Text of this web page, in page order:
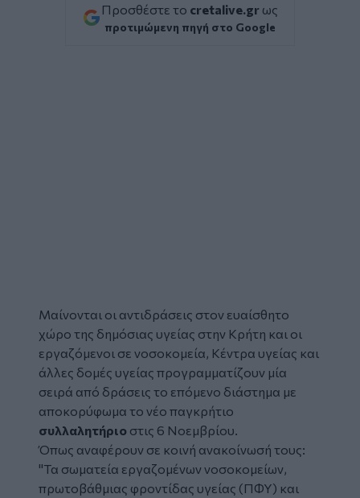
Προσθέστε το cretalive.gr ως
προτιμώμενη πηγή στο Google
Μαίνονται οι αντιδράσεις στον ευαίσθητο
χώρο της δημόσιας υγείας στην Κρήτη και οι
εργαζόμενοι σε νοσοκομεία, Κέντρα υγείας και
άλλες δομές υγείας προγραμματίζουν μία
σειρά από δράσεις το επόμενο διάστημα με
αποκορύφωμα το νέο παγκρήτιο
συλλαλητήριο στις 6 Νοεμβρίου.
Όπως αναφέρουν σε κοινή ανακοίνωσή τους:
"Τα σωματεία εργαζομένων νοσοκομείων,
πρωτοβάθμιας φροντίδας υγείας (ΠΦΥ) και